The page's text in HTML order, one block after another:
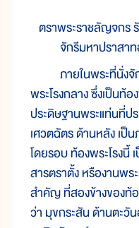
ตราพระราชลัญจกร
จักรีมหาปราสา
ภายในพระที่นั่งจัก
พระโรงกลาง ซึ่งเป็นท้
ประดิษฐานพระแท่นที่
เศวตฉัตร ด้านหลัง เป็
โดยรอบ ท้องพระโรงนี้
สารตราตั้ง หรืองานพร
สำคัญ ที่สองข้างของท้อ
ว่า มุขกระสัน ด้านตะวั